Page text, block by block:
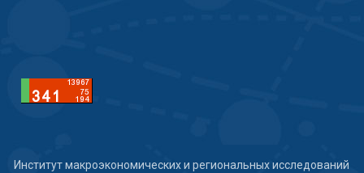
Институт макроэкономических и региональных исследований